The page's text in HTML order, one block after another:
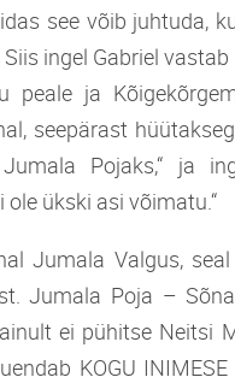
see võib juhtuda,
ingel Gabriel vastab
peale ja
seepärast
Pojaks,“ ja
ole ükski asi võimatu.“
Jumala Valgus,
Jumala Poja –
ei pühitse Neitsi
KOGU